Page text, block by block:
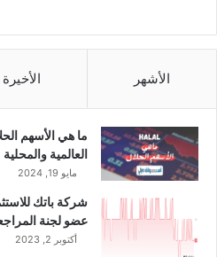
ه
0
ر
ل
س
الأشهر الأخيرة
ما هي الأسهم
العالمية والمحلية
مايو 19, 2024
شركة باتك
عضو لجنة
أكتوبر 2, 2023